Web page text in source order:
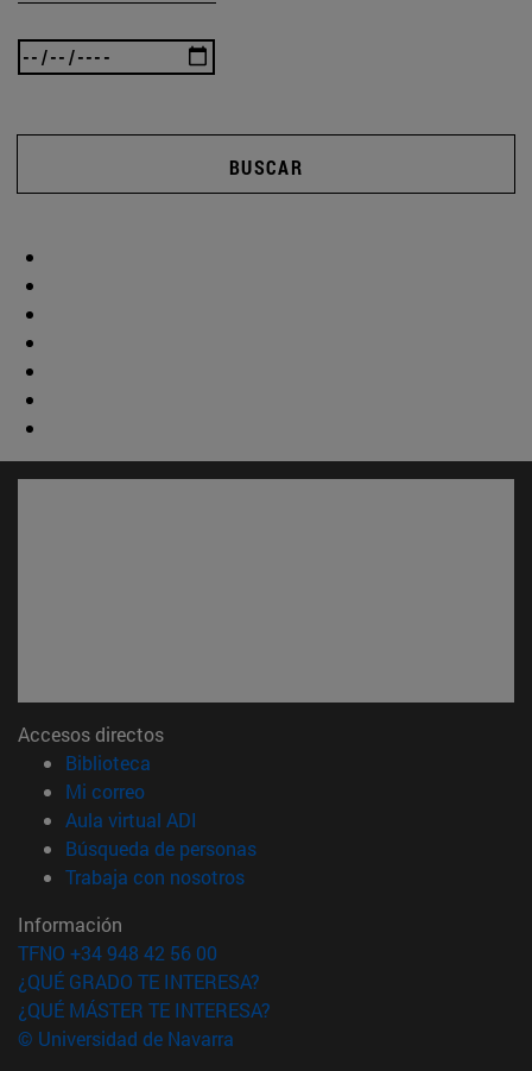
BUSCAR
Accesos directos
Biblioteca
Mi correo(abre en nueva ventana)
Aula virtual ADI
Búsqueda de personas(abre en nueva ventana)
Trabaja con nosotros(abre en nueva ventana)
Información
TFNO +34 948 42 56 00
¿QUÉ GRADO TE INTERESA?
¿QUÉ MÁSTER TE INTERESA?
© Universidad de Navarra